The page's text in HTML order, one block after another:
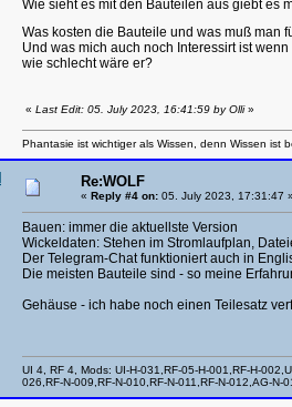
Wie sieht es mit den Bauteilen aus giebt es
Was kosten die Bauteile und was muß man
Und was mich auch noch Interessirt ist
wie schlecht wäre er?
« Last Edit: 05. July 2023, 16:41:59 by Olli»
Phantasie ist wichtiger als Wissen, denn Wissen ist
Re:WOLF
« Reply #4 on:05. July 2023, 17:31:47
Bauen: immer die aktuellste Version
Wickeldaten: Stehen im Stromlaufplan,
Der Telegram-Chat funktioniert auch in
Die meisten Bauteile sind - so meine
Gehäuse - ich habe noch einen Teilesatz
UI 4, RF 4, Mods: UI-H-031,RF-05-H-001,RF-H-
026,RF-N-009,RF-N-010,RF-N-011,RF-N-012,AG-N-